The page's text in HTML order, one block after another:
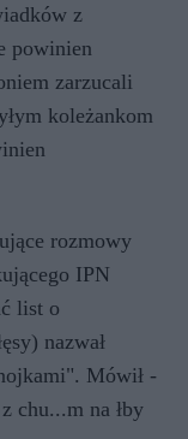
z
powinien
zarzucali
koleżankom
rozmowy
IPN
list o
nazwał
Mówił -
chu...m na łby